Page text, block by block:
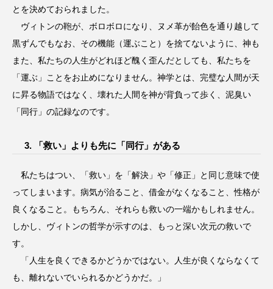
とを決めておられました。
ヴィトンの鞄が、ボロボロになり、ヌメ革が飴色を通り越して
黒ずんでもなお、その機能（運ぶこと）を捨てないように、神も
また、私たちの人生がどれほど醜く歪んだとしても、私たちを
「運ぶ」ことをお止めになりません。神学とは、完璧な人間が天
に昇る物語ではなく、壊れた人間を神が背負って歩く、泥臭い
「同行」の記録なのです。
3. 「救い」よりも先に「同行」がある
私たちはつい、「救い」を「解決」や「修正」と同じ意味で使
ってしまいます。病気が治ること、借金がなくなること、性格が
良くなること。もちろん、それらも救いの一端かもしれません。
しかし、ヴィトンの哲学が示すのは、もっと深い次元の救いで
す。
「人生を良くできるかどうかではない。人生が良くならなくて
も、離れないでいられるかどうかだ。」